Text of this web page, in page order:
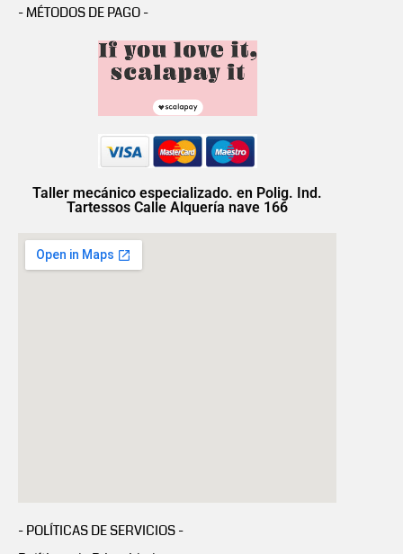
- MÉTODOS DE PAGO -
Taller mecánico especializado. en Polig. Ind.
Tartessos Calle Alquería nave 166
- POLÍTICAS DE SERVICIOS -